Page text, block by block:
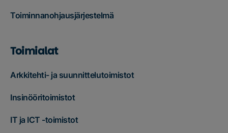
Toiminnanohjausjärjestelmä
Toimialat
Arkkitehti- ja suunnittelutoimistot
Insinööritoimistot
IT ja ICT -toimistot